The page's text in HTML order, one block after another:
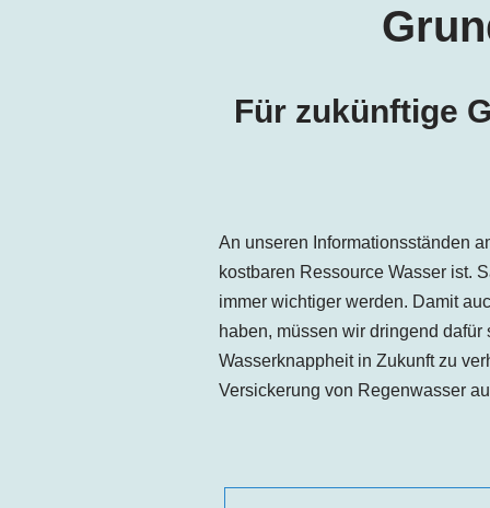
Für zukünftige
An unseren Informationsständen
kostbaren Ressource Wasser ist.
immer wichtiger werden. Damit
haben, müssen wir dringend
Wasserknappheit in Zukunft zu
Versickerung von Regenwasser